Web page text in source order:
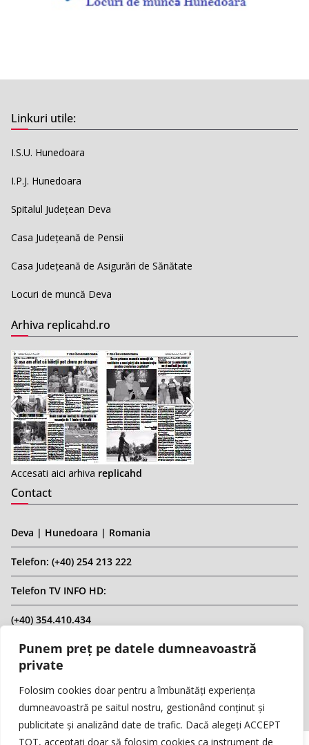
Punem preț pe datele dumneavoastră
private
Folosim cookies doar pentru a îmbunătăți experiența
dumneavoastră pe saitul nostru, gestionând conținut și
publicitate și analizând date de trafic. Dacă alegeți ACCEPT
TOT, acceptați doar să folosim cookies ca instrument de
Linkuri utile:
I.S.U. Hunedoara
I.P.J. Hunedoara
Spitalul Județean Deva
Casa Județeană de Pensii
Casa Județeană de Asigurări de Sănătate
Locuri de muncă Deva
Arhiva replicahd.ro
Accesati aici arhiva replicahd
Contact
Deva | Hunedoara | Romania
Telefon: (+40) 254 213 222
Telefon TV INFO HD:
(+40) 354.410.434
Email: infohd20@gmail.com
Website: www.replicahd.ro